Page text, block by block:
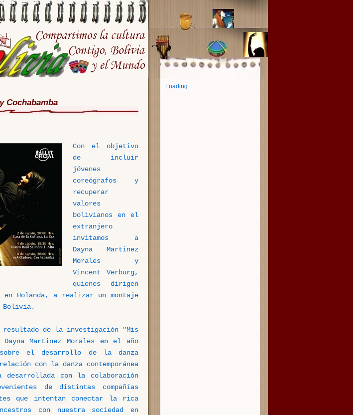
Cochabamba
Con el objetivo
de incluir
jóvenes
coreógrafos y
recuperar
valores
bolivianos en el
extranjero
invitamos a
Dayna Martinez
Morales y
Vincent Verburg,
quienes dirigen
en Holanda, a realizar un montaje
Bolivia.
resultado de la investigación "Mis
Martinez Morales en el año
sobre el desarrollo de la danza
con la danza contemporánea
desarrollada con la colaboración
de distintas compañías
que intentan conectar la rica
con nuestra sociedad en
Loading